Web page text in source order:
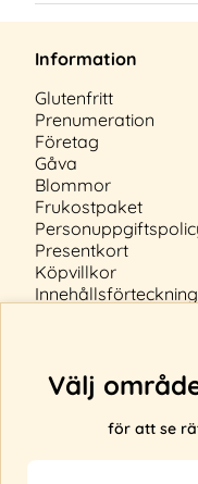
Välj
för att se
Information
Glutenfritt
Prenumeration
Företag
Gåva
Blommor
Frukostpaket
Presentkort
Köpvillkor
Innehållsförteckning
Anmäl ditt intresse